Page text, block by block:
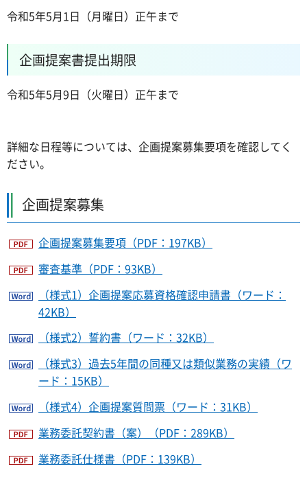
令和5年5月1日（月曜日）正午まで
企画提案書提出期限
令和5年5月9日（火曜日）正午まで
詳細な日程等については、企画提案募集要項を確認してく
ださい。
企画提案募集
企画提案募集要項（PDF：197KB）
審査基準（PDF：93KB）
（様式1）企画提案応募資格確認申請書（ワード：
42KB）
（様式2）誓約書（ワード：32KB）
（様式3）過去5年間の同種又は類似業務の実績（ワ
ード：15KB）
（様式4）企画提案質問票（ワード：31KB）
業務委託契約書（案）（PDF：289KB）
業務委託仕様書（PDF：139KB）